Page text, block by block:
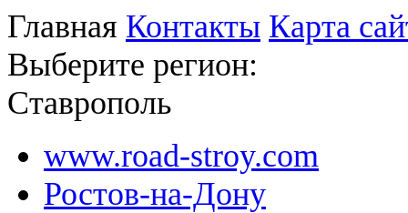
Главная Контакты Карта
Выберите регион:
Ставрополь
www.road-stroy.com
Ростов-на-Дону